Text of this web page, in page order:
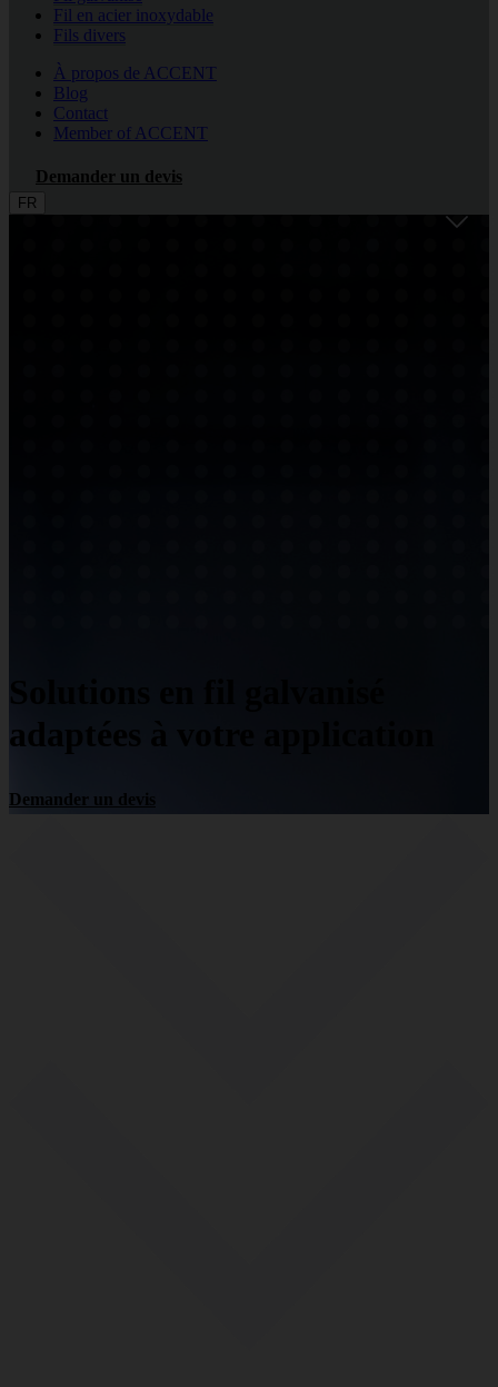
Fil en acier inoxydable
Fils divers
À propos de ACCENT
Blog
Contact
Member of ACCENT
Demander un devis
FR
adaptées à votre application
Demander un devis